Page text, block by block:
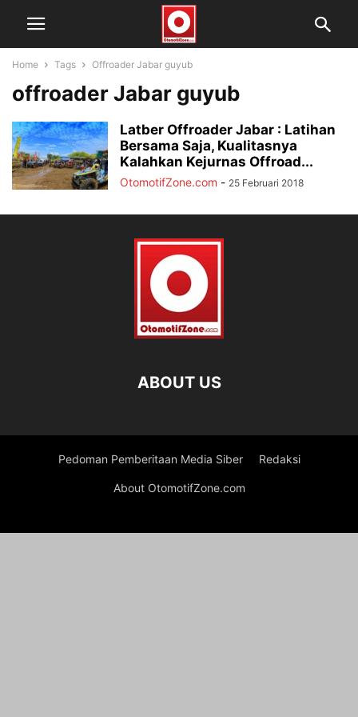
Home Tags Offroader Jabar guyub
offroader Jabar guyub
Latber Offroader Jabar : Latihan
Bersama Saja, Kualitasnya
Kalahkan Kejurnas Offroad...
OtomotifZone.com - 25 Februari 2018
ABOUT US
Pedoman Pemberitaan Media Siber Redaksi
About OtomotifZone.com